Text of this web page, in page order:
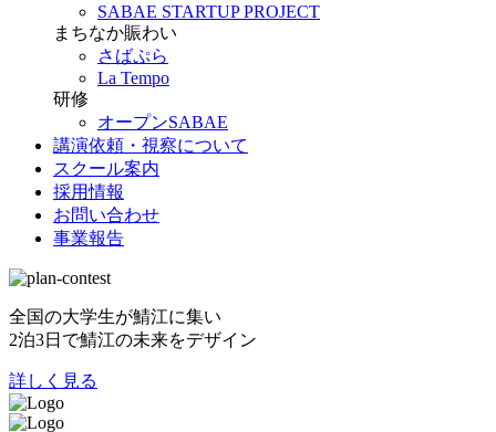
SABAE STARTUP PROJECT
まちなか賑わい
さばぷら
La Tempo
研修
オープンSABAE
講演依頼・視察について
スクール案内
採用情報
お問い合わせ
事業報告
全国の大学生が鯖江に集い
2泊3日で鯖江の未来をデザイン
詳しく見る